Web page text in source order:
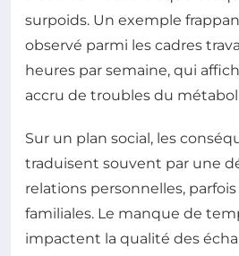
surpoids. Un exemple
observé parmi les cadres
heures par semaine, qui
accru de troubles du
Sur un plan social, les
traduisent souvent par une
relations personnelles,
familiales. Le manque de
impactent la qualité des